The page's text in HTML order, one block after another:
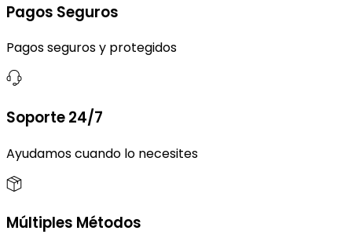
Pagos Seguros
Pagos seguros y protegidos
Soporte 24/7
Ayudamos cuando lo necesites
Múltiples Métodos